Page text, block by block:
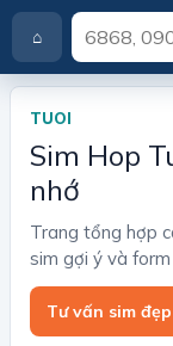
⌂
T
r
n
g
h
ủ
TUOI
Sim Hop
nhớ
Trang tổng hợp
sim gợi ý và
Tư vấn sim đẹp